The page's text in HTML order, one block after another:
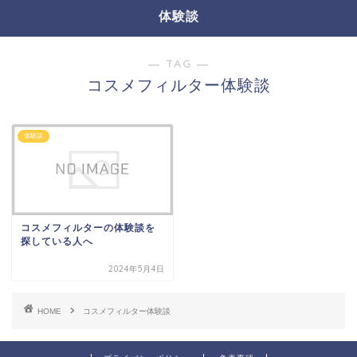
体験談
― TAG ―
コスメフィルター体験談
体験談
コスメフィルターの体験談を
探している人へ
2024年5月4日
HOME コスメフィルター体験談